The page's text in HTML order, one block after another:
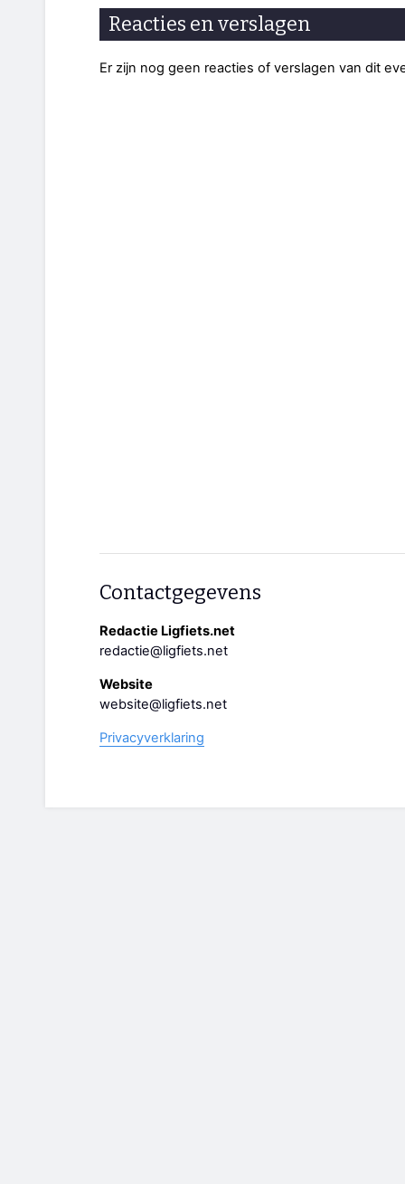
Reacties en verslagen
Er zijn nog geen reacties of verslagen van dit
Contactgegevens
Redactie Ligfiets.net
redactie@ligfiets.net
Website
website@ligfiets.net
Privacyverklaring